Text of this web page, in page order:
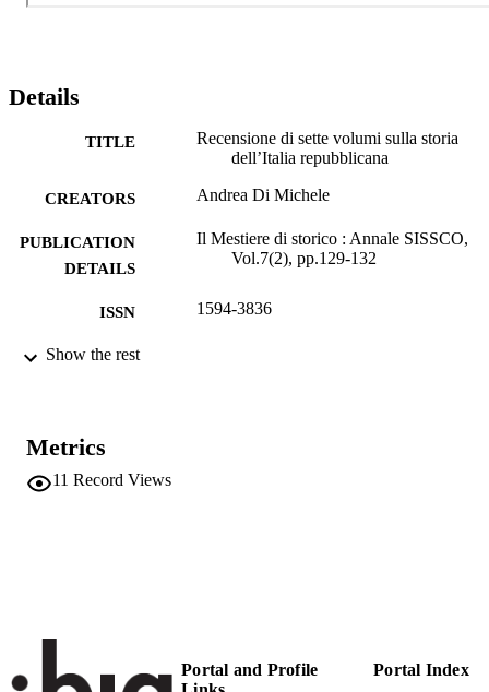
Details
TITLE
Recensione di sette volumi sulla storia
dell’Italia repubblicana
CREATORS Andrea Di Michele
PUBLICATION
DETAILS
Il Mestiere di storico : Annale SISSCO,
Vol.7(2), pp.129-132
ISSN 1594-3836
EISSN
ACADEMIC
Show the rest
Metrics
11 Record Views
Portal and Profile
Portal Index